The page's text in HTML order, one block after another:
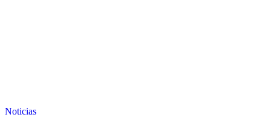
Noticias